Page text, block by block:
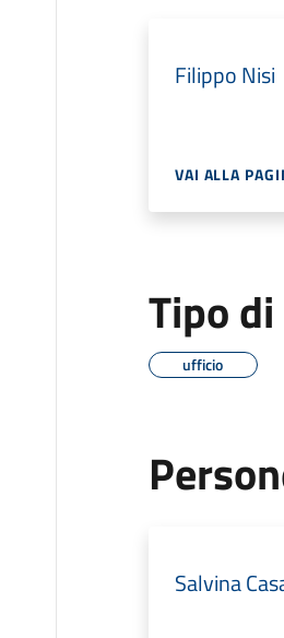
Filippo Nisi
VAI ALLA
Tipo
ufficio
Salvina